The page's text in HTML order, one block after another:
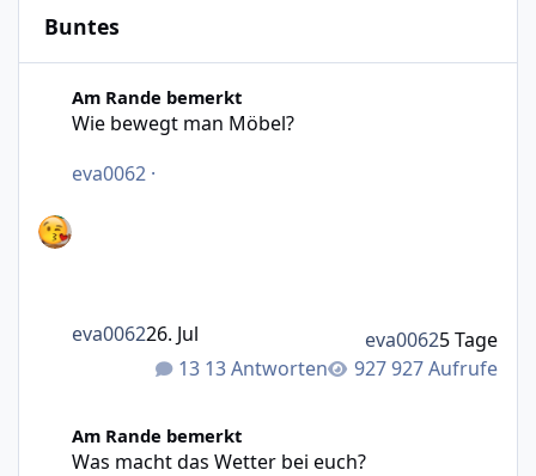
Buntes
Am Rande bemerkt
Wie bewegt man Möbel?
eva0062 ·
13 Antworten 927 Aufrufe
eva006226. Jul eva00625 Tage
Am Rande bemerkt
Was macht das Wetter bei euch?